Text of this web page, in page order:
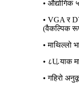
• औद्योगिक
• VGA र
(वैकल्पिक
• माथिल्लो
• ८U र्‍याक
• गहिरो